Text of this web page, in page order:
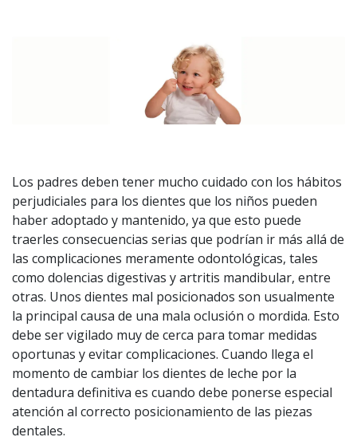
Los padres deben tener mucho cuidado con los hábitos
perjudiciales para los dientes que los niños pueden
haber adoptado y mantenido, ya que esto puede
traerles consecuencias serias que podrían ir más allá de
las complicaciones meramente odontológicas, tales
como dolencias digestivas y artritis mandibular, entre
otras. Unos dientes mal posicionados son usualmente
la principal causa de una mala oclusión o mordida. Esto
debe ser vigilado muy de cerca para tomar medidas
oportunas y evitar complicaciones. Cuando llega el
momento de cambiar los dientes de leche por la
dentadura definitiva es cuando debe ponerse especial
atención al correcto posicionamiento de las piezas
dentales.